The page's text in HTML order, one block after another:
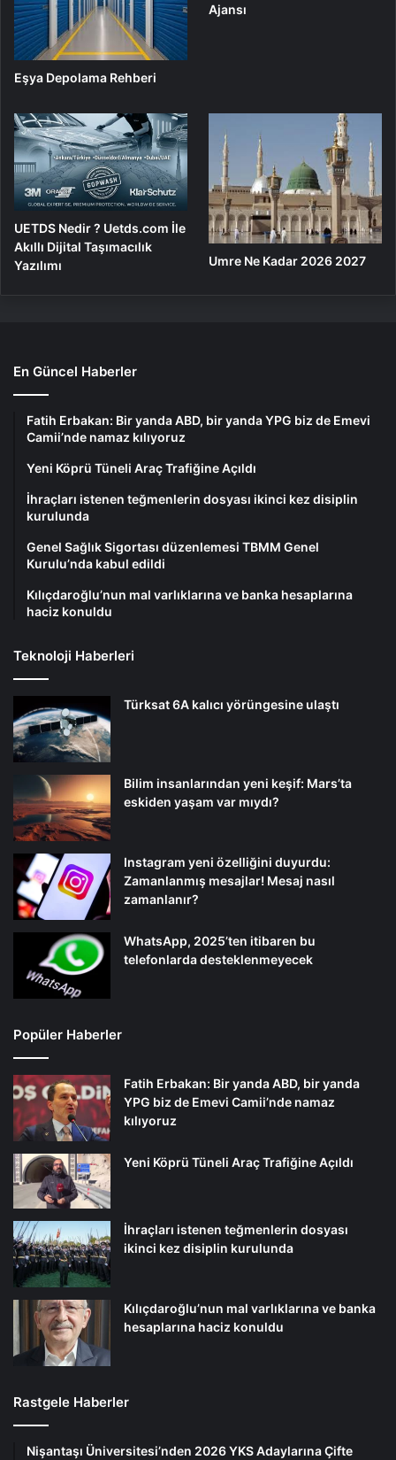
Eşya Depolama Rehberi
Ajansı
UETDS Nedir ? Uetds.com İle
Akıllı Dijital Taşımacılık
Yazılımı
Umre Ne Kadar 2026 2027
En Güncel Haberler
Fatih Erbakan: Bir yanda ABD, bir yanda YPG biz de Emevi
Camii’nde namaz kılıyoruz
Yeni Köprü Tüneli Araç Trafiğine Açıldı
İhraçları istenen teğmenlerin dosyası ikinci kez disiplin
kurulunda
Genel Sağlık Sigortası düzenlemesi TBMM Genel
Kurulu’nda kabul edildi
Kılıçdaroğlu’nun mal varlıklarına ve banka hesaplarına
haciz konuldu
Teknoloji Haberleri
Türksat 6A kalıcı yörüngesine ulaştı
Bilim insanlarından yeni keşif: Mars’ta
eskiden yaşam var mıydı?
Instagram yeni özelliğini duyurdu:
Zamanlanmış mesajlar! Mesaj nasıl
zamanlanır?
WhatsApp, 2025’ten itibaren bu
telefonlarda desteklenmeyecek
Popüler Haberler
Fatih Erbakan: Bir yanda ABD, bir yanda
YPG biz de Emevi Camii’nde namaz
kılıyoruz
Yeni Köprü Tüneli Araç Trafiğine Açıldı
İhraçları istenen teğmenlerin dosyası
ikinci kez disiplin kurulunda
Kılıçdaroğlu’nun mal varlıklarına ve banka
hesaplarına haciz konuldu
Rastgele Haberler
Nişantaşı Üniversitesi’nden 2026 YKS Adaylarına Çifte